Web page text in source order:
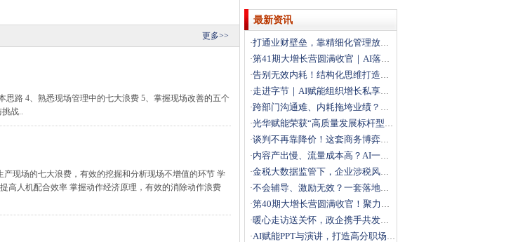
更多>>
路 4、熟悉现场管理中的七大浪费 5、掌握现场改善的五个
战..
现场的七大浪费，有效的挖掘和分析现场不增值的环节 学
高人机配合效率 掌握动作经济原理，有效的消除动作浪费
最新资讯
·打通业财壁垒，靠精细化管理放大利润
·第41期大增长营圆满收官｜AI落地+科学经营双引擎，
·告别无效内耗！结构化思维打造高效解题团队
·走进字节｜AI赋能组织增长私享会圆满落幕，解锁结构性
·跨部门沟通难、内耗拖垮业绩？这场沙盘课教你打通跨部门
·光华赋能荣获“高质量发展标杆型企业”
·谈判不再靠降价！这套商务博弈法，直接拿下大客户
·内容产出慢、流量成本高？AI一站式搭建自动化营销体系
·金税大数据监管下，企业涉税风险如何破局？
·不会辅导、激励无效？一套落地方法打造高绩效团队
·第40期大增长营圆满收官！聚力破局，向结构性增长而行
·暖心走访送关怀，政企携手共发展｜文新街道领导莅临光华
·AI赋能PPT与演讲，打造高分职场汇报